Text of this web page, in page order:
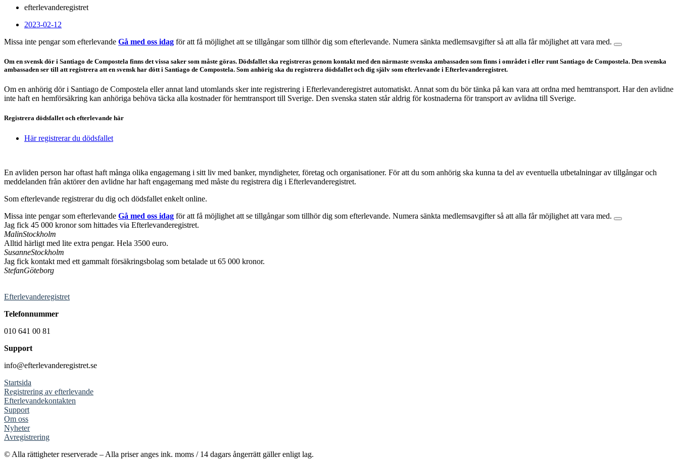
efterlevanderegistret
2023-02-12
Missa inte pengar som efterlevande Gå med oss idag för att få möjlighet att se tillgångar som tillhör dig som efterlevande. Numera sänkta medlemsavgifter så att alla får möjlighet att vara med.
Om en svensk dör i Santiago de Compostela finns det vissa saker som måste göras. Dödsfallet ska registreras genom kontakt med den närmaste svenska ambassaden som finns i området i eller runt Santiago de Compostela. Den svenska
ambassaden ser till att registrera att en svensk har dött i Santiago de Compostela. Som anhörig ska du registrera dödsfallet och dig själv som efterlevande i Efterlevanderegistret.
Om en anhörig dör i Santiago de Compostela eller annat land utomlands sker inte registrering i Efterlevanderegistret automatiskt. Annat som du bör tänka på kan vara att ordna med hemtransport. Har den avlidne
inte haft en hemförsäkring kan anhöriga behöva täcka alla kostnader för hemtransport till Sverige. Den svenska staten står aldrig för kostnaderna för transport av avlidna till Sverige.
Registrera dödsfallet och efterlevande här
Här registrerar du dödsfallet
En avliden person har oftast haft många olika engagemang i sitt liv med banker, myndigheter, företag och organisationer. För att du som anhörig ska kunna ta del av eventuella utbetalningar av tillgångar och
meddelanden från aktörer den avlidne har haft engagemang med måste du registrera dig i Efterlevanderegistret.
Som efterlevande registrerar du dig och dödsfallet enkelt online.
Missa inte pengar som efterlevande Gå med oss idag för att få möjlighet att se tillgångar som tillhör dig som efterlevande. Numera sänkta medlemsavgifter så att alla får möjlighet att vara med.
Jag fick 45 000 kronor som hittades via Efterlevanderegistret.
MalinStockholm
Alltid härligt med lite extra pengar. Hela 3500 euro.
SusanneStockholm
Jag fick kontakt med ett gammalt försäkringsbolag som betalade ut 65 000 kronor.
StefanGöteborg
Efterlevanderegistret
Telefonnummer
010 641 00 81
Support
info@efterlevanderegistret.se
Startsida
Registrering av efterlevande
Efterlevandekontakten
Support
Om oss
Nyheter
Avregistrering
© Alla rättigheter reserverade – Alla priser anges ink. moms / 14 dagars ångerrätt gäller enligt lag.